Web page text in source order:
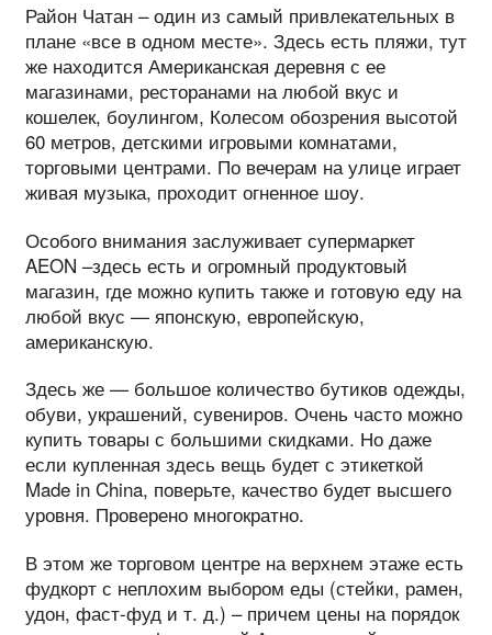
Район Чатан – один из самый привлекательных в
плане «все в одном месте». Здесь есть пляжи, тут
же находится Американская деревня с ее
магазинами, ресторанами на любой вкус и
кошелек, боулингом, Колесом обозрения высотой
60 метров, детскими игровыми комнатами,
торговыми центрами. По вечерам на улице играет
живая музыка, проходит огненное шоу.
Особого внимания заслуживает супермаркет
AEON –здесь есть и огромный продуктовый
магазин, где можно купить также и готовую еду на
любой вкус — японскую, европейскую,
американскую.
Здесь же — большое количество бутиков одежды,
обуви, украшений, сувениров. Очень часто можно
купить товары с большими скидками. Но даже
если купленная здесь вещь будет с этикеткой
Made in China, поверьте, качество будет высшего
уровня. Проверено многократно.
В этом же торговом центре на верхнем этаже есть
фудкорт с неплохим выбором еды (стейки, рамен,
удон, фаст-фуд и т. д.) – причем цены на порядок